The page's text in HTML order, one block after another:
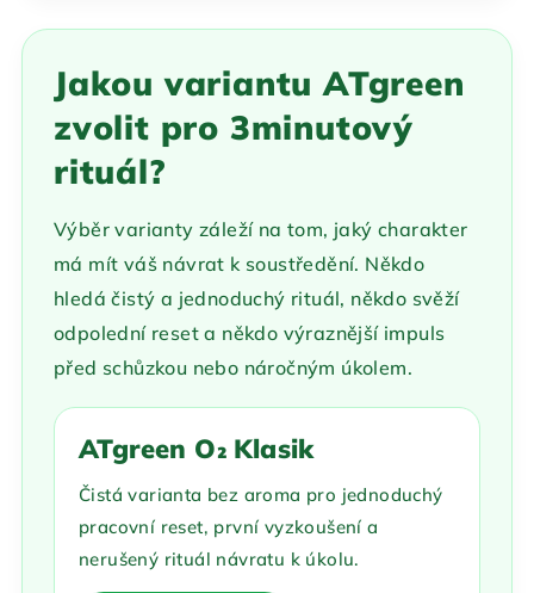
Jakou variantu ATgreen
zvolit pro 3minutový
rituál?
Výběr varianty záleží na tom, jaký charakter
má mít váš návrat k soustředění. Někdo
hledá čistý a jednoduchý rituál, někdo svěží
odpolední reset a někdo výraznější impuls
před schůzkou nebo náročným úkolem.
ATgreen O₂ Klasik
Čistá varianta bez aroma pro jednoduchý
pracovní reset, první vyzkoušení a
nerušený rituál návratu k úkolu.